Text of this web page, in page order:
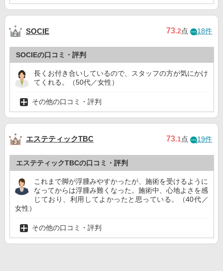
SOCIE 73.2点 18件
SOCIEの口コミ・評判
長くお付き合いしているので、スタッフの方が気にかけ
てくれる。（50代／女性）
その他の口コミ・評判
エステティックTBC 73.1点 19件
エステティックTBCの口コミ・評判
これまで脚が浮腫みやすかったが、施術を受けるように
なってからは浮腫み難くなった。施術中、心地よさを感
じており、利用してよかったと思っている。（40代／
女性）
その他の口コミ・評判